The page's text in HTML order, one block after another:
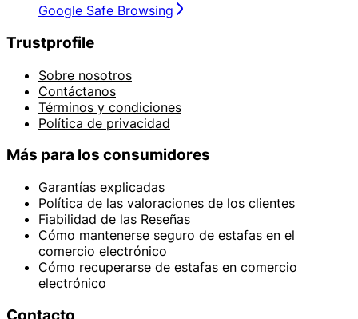
Google Safe Browsing
Trustprofile
Sobre nosotros
Contáctanos
Términos y condiciones
Política de privacidad
Más para los consumidores
Garantías explicadas
Política de las valoraciones de los clientes
Fiabilidad de las Reseñas
Cómo mantenerse seguro de estafas en el
comercio electrónico
Cómo recuperarse de estafas en comercio
electrónico
Contacto